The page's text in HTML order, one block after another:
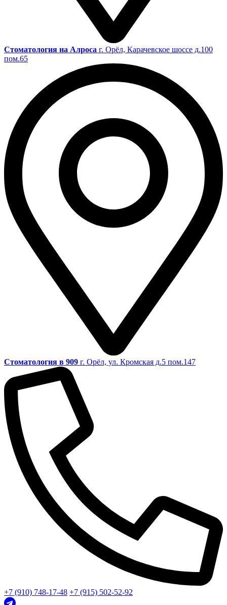
Cтоматология на Алроса г. Орёл, Карачевское шоссе д.100
пом.65
Стоматология в 909 г. Орёл, ул. Кромская д.5 пом.147
+7 (910) 748-17-48 +7 (915) 502-52-92